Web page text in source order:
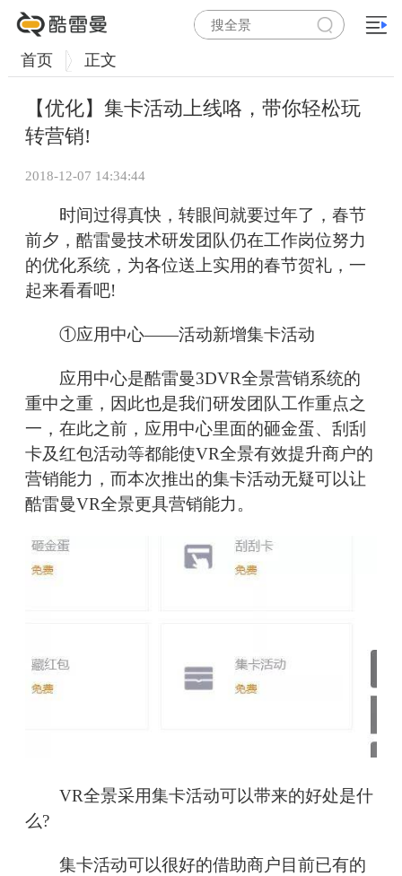
首页 正文
【优化】集卡活动上线咯，带你轻松玩
转营销!
2018-12-07 14:34:44
时间过得真快，转眼间就要过年了，春节
前夕，酷雷曼技术研发团队仍在工作岗位努力
的优化系统，为各位送上实用的春节贺礼，一
起来看看吧!
①应用中心——活动新增集卡活动
应用中心是酷雷曼3DVR全景营销系统的
重中之重，因此也是我们研发团队工作重点之
一，在此之前，应用中心里面的砸金蛋、刮刮
卡及红包活动等都能使VR全景有效提升商户的
营销能力，而本次推出的集卡活动无疑可以让
酷雷曼VR全景更具营销能力。
VR全景采用集卡活动可以带来的好处是什
么?
集卡活动可以很好的借助商户目前已有的